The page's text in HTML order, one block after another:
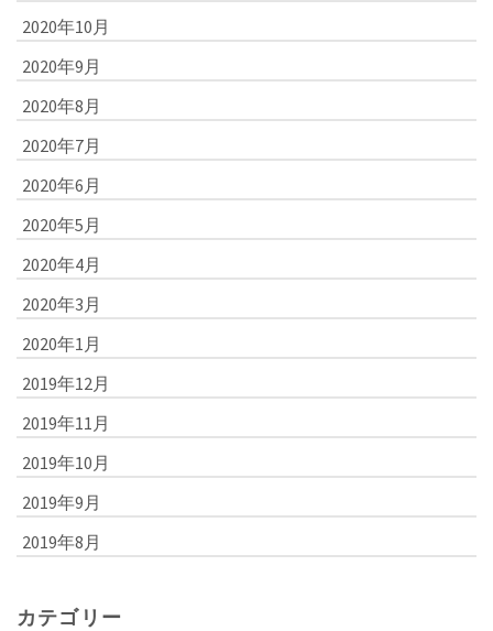
2020年10月
2020年9月
2020年8月
2020年7月
2020年6月
2020年5月
2020年4月
2020年3月
2020年1月
2019年12月
2019年11月
2019年10月
2019年9月
2019年8月
カテゴリー